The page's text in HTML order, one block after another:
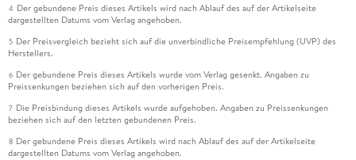
4 Der gebundene Preis dieses Artikels wird nach Ablauf des auf der Artikelseite
dargestellten Datums vom Verlag angehoben.
5 Der Preisvergleich bezieht sich auf die unverbindliche Preisempfehlung (UVP) des
Herstellers.
6 Der gebundene Preis dieses Artikels wurde vom Verlag gesenkt. Angaben zu
Preissenkungen beziehen sich auf den vorherigen Preis.
7 Die Preisbindung dieses Artikels wurde aufgehoben. Angaben zu Preissenkungen
beziehen sich auf den letzten gebundenen Preis.
8 Der gebundene Preis dieses Artikels wird nach Ablauf des auf der Artikelseite
dargestellten Datums vom Verlag angehoben.